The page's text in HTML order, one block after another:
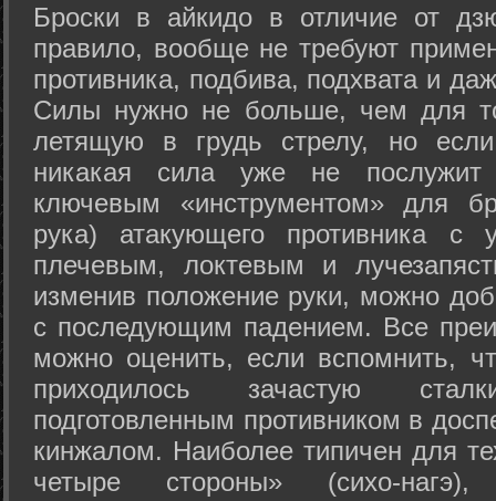
Броски в айкидо в отличие от
правило, вообще не требуют
противника, подбива, подхвата и
Силы нужно не больше, чем для
летящую в грудь стрелу, но
никакая сила уже не
ключевым «инструментом» для
рука) атакующего противника с
плечевым, локтевым и
изменив положение руки, можно
с последующим падением. Все
можно оценить, если вспомнить,
приходилось зачастую
подготовленным противником в
кинжалом. Наиболее типичен для
четыре стороны» (сихо-